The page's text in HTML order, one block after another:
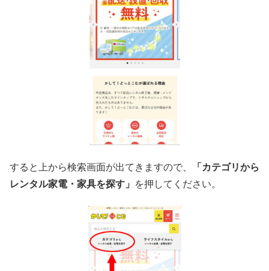
すると上から検索画面が出てきますので、
「カテゴリから
レンタル家電・家具を探す」
を押してください。